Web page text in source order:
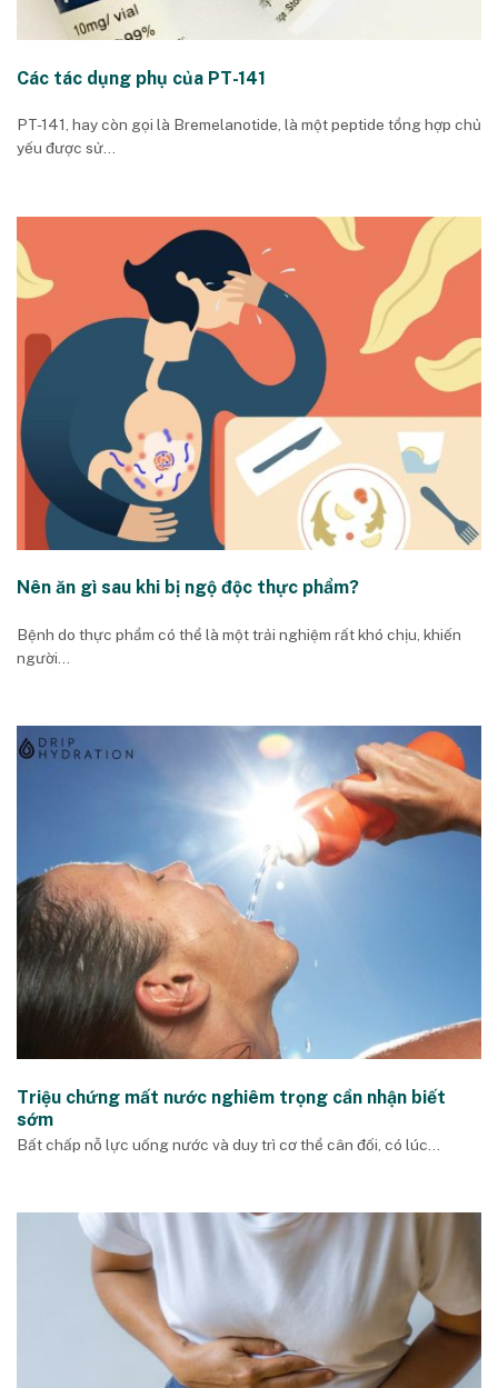
Các tác dụng phụ của PT-141
PT-141, hay còn gọi là Bremelanotide, là một peptide tổng hợp chủ
yếu được sử...
Nên ăn gì sau khi bị ngộ độc thực phẩm?
Bệnh do thực phẩm có thể là một trải nghiệm rất khó chịu, khiến
người...
Triệu chứng mất nước nghiêm trọng cần nhận biết
sớm
Bất chấp nỗ lực uống nước và duy trì cơ thể cân đối, có lúc...